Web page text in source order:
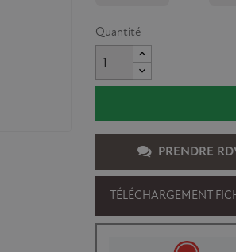
Quantité
PRENDRE
TÉLÉCHARGEMENT